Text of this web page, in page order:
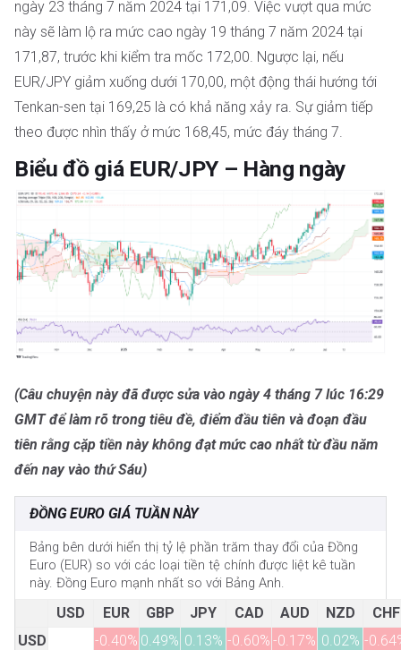
ngày 23 tháng 7 năm 2024 tại 171,09. Việc vượt qua mức
này sẽ làm lộ ra mức cao ngày 19 tháng 7 năm 2024 tại
171,87, trước khi kiểm tra mốc 172,00. Ngược lại, nếu
EUR/JPY giảm xuống dưới 170,00, một động thái hướng tới
Tenkan-sen tại 169,25 là có khả năng xảy ra. Sự giảm tiếp
theo được nhìn thấy ở mức 168,45, mức đáy tháng 7.
Biểu đồ giá EUR/JPY – Hàng ngày
(Câu chuyện này đã được sửa vào ngày 4 tháng 7 lúc 16:29
GMT để làm rõ trong tiêu đề, điểm đầu tiên và đoạn đầu
tiên rằng cặp tiền này không đạt mức cao nhất từ đầu năm
đến nay vào thứ Sáu)
ĐỒNG EURO GIÁ TUẦN NÀY
Bảng bên dưới hiển thị tỷ lệ phần trăm thay đổi của Đồng
Euro (EUR) so với các loại tiền tệ chính được liệt kê tuần
này. Đồng Euro mạnh nhất so với Bảng Anh.
USD EUR GBP JPY CAD AUD NZD
CHF
USD
-0.40% 0.49% 0.13% -0.60% -0.17% 0.02% -